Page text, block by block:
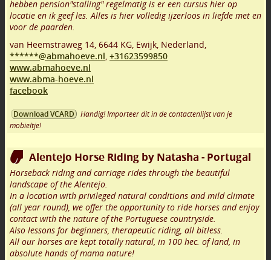
hebben pension"stalling" regelmatig is er een cursus hier op
locatie en ik geef les. Alles is hier volledig ijzerloos in liefde met en
voor de paarden.
van Heemstraweg 14, 6644 KG, Ewijk, Nederland,
******@abmahoeve.nl, +31623599850
www.abmahoeve.nl
www.abma-hoeve.nl
facebook
Download VCARD
Handig! Importeer dit in de contactenlijst van je
mobieltje!
Alentejo Horse Riding by Natasha - Portugal
Horseback riding and carriage rides through the beautiful
landscape of the Alentejo.
In a location with privileged natural conditions and mild climate
(all year round), we offer the opportunity to ride horses and enjoy
contact with the nature of the Portuguese countryside.
Also lessons for beginners, therapeutic riding, all bitless.
All our horses are kept totally natural, in 100 hec. of land, in
absolute hands of mama nature!